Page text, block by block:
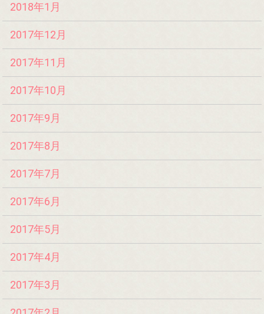
2018年1月
2017年12月
2017年11月
2017年10月
2017年9月
2017年8月
2017年7月
2017年6月
2017年5月
2017年4月
2017年3月